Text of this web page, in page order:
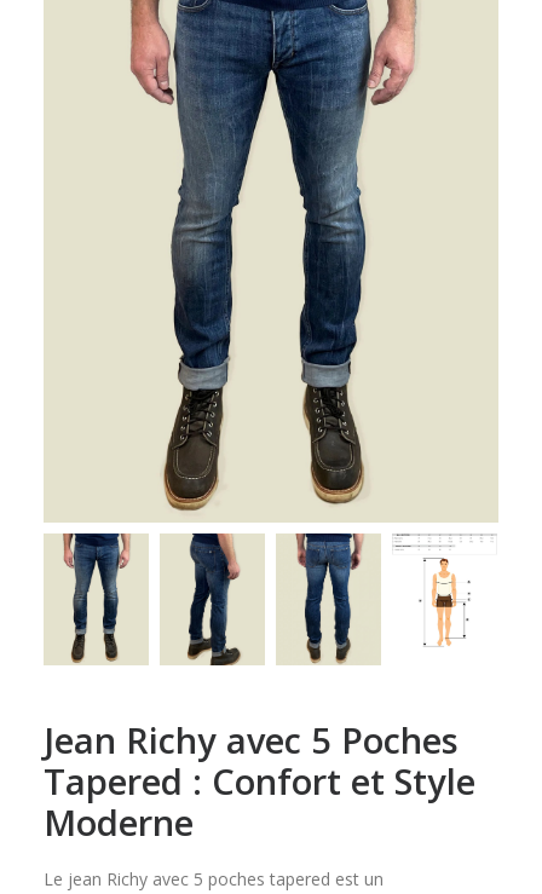
Jean Richy avec 5 Poches
Tapered : Confort et Style
Moderne
Le jean Richy avec 5 poches tapered est un